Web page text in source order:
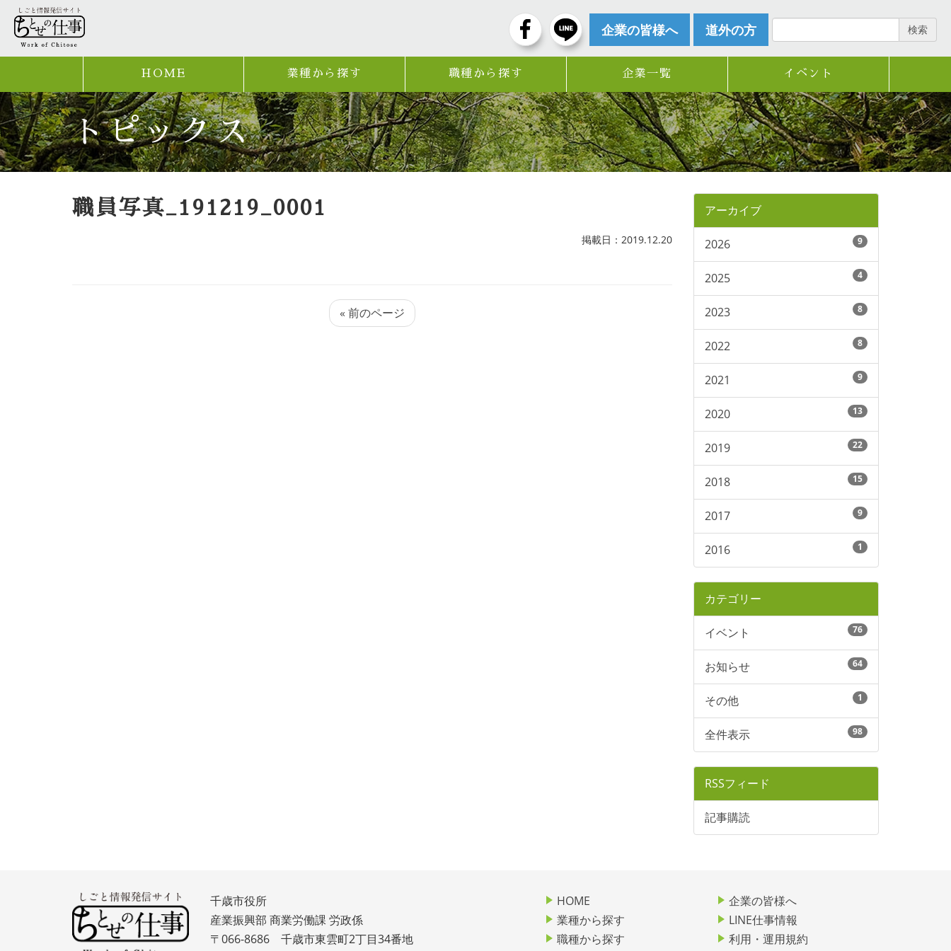
企業の皆様へ 道外の方 検索
HOME 業種から探す 職種から探す 企業一覧 イベント
トピックス
職員写真_191219_0001
掲載日：2019.12.20
« 前のページ
アーカイブ
2026 9
2025 4
2023 8
2022 8
2021 9
2020 13
2019 22
2018 15
2017 9
2016 1
カテゴリー
イベント 76
お知らせ 64
その他 1
全件表示 98
RSSフィード
記事購読
千歳市役所
産業振興部 商業労働課 労政係
〒066-8686 千歳市東雲町2丁目34番地
HOME
業種から探す
職種から探す
企業の皆様へ
LINE仕事情報
利用・運用規約